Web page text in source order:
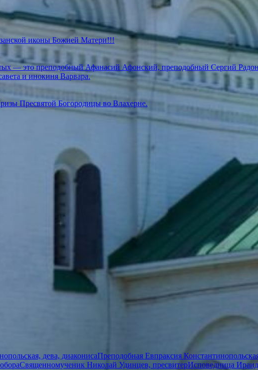
иконы Божией Матери!!!
— это преподобный Афанасий Афонский, преподобный Сергий
и инокиня Варвара.
Пресвятой Богородицы во Влахерне.
дева, диаконисаПреподобная Евпраксия
Священномученик Николай Удинцев, пресвитерИсповедница